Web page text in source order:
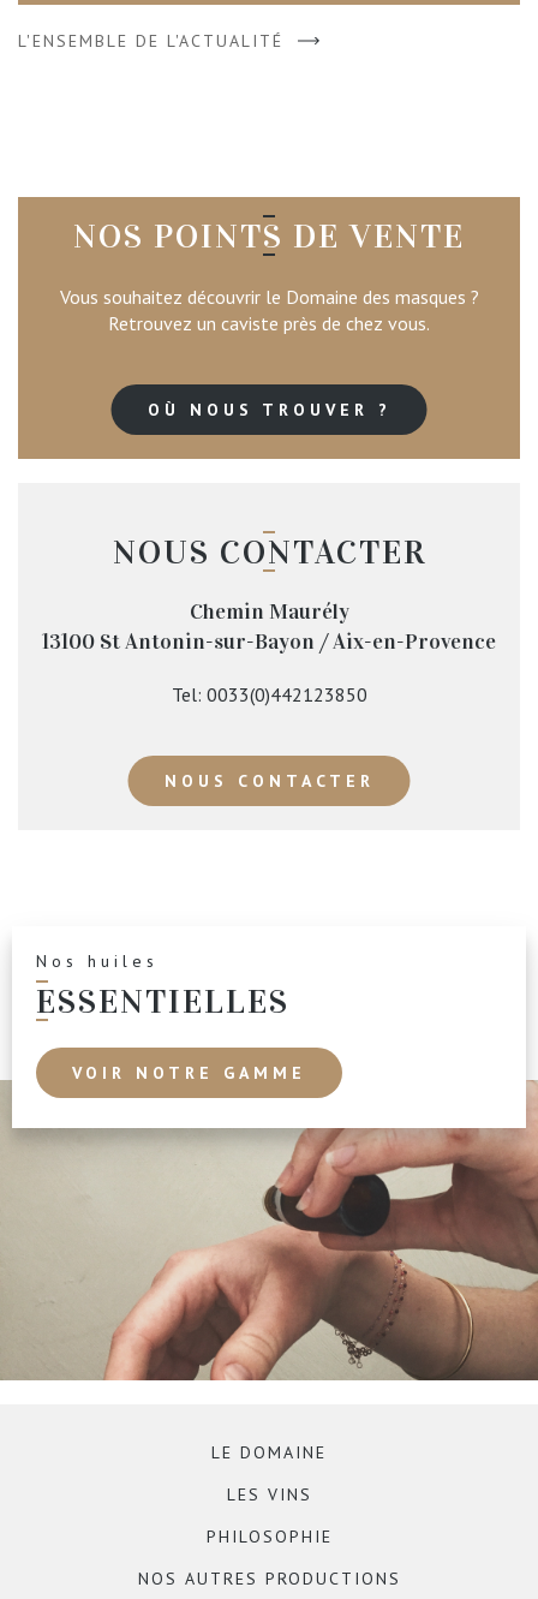
L'ENSEMBLE DE L'ACTUALITÉ
NOS POINTS DE VENTE
Vous souhaitez découvrir le Domaine des masques ?
Retrouvez un caviste près de chez vous.
OÙ NOUS TROUVER ?
NOUS CONTACTER
Chemin Maurély
13100 St Antonin-sur-Bayon / Aix-en-Provence
Tel: 0033(0)442123850
NOUS CONTACTER
Nos huiles
ESSENTIELLES
VOIR NOTRE GAMME
LE DOMAINE
LES VINS
PHILOSOPHIE
NOS AUTRES PRODUCTIONS